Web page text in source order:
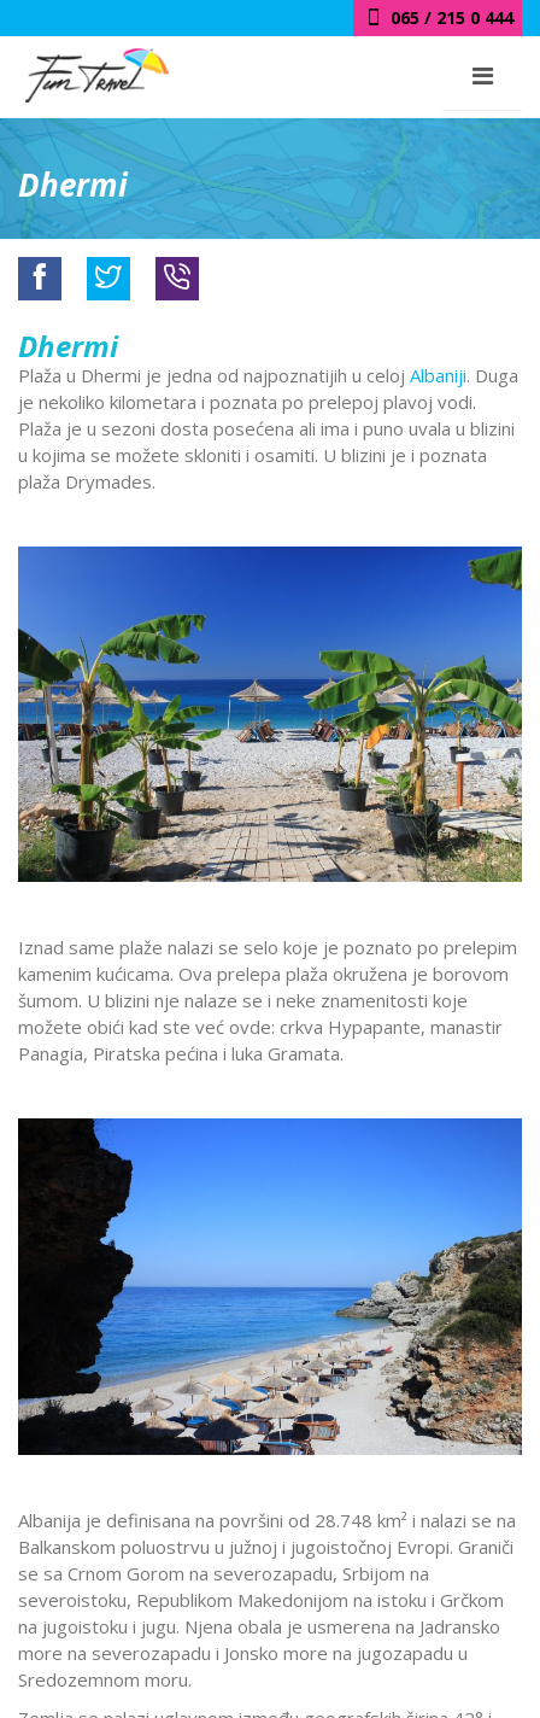
065 / 215 0 444
Dhermi
Dhermi
Plaža u Dhermi je jedna od najpoznatijih u celoj Albaniji. Duga
je nekoliko kilometara i poznata po prelepoj plavoj vodi.
Plaža je u sezoni dosta posećena ali ima i puno uvala u blizini
u kojima se možete skloniti i osamiti. U blizini je i poznata
plaža Drymades.
Iznad same plaže nalazi se selo koje je poznato po prelepim
kamenim kućicama. Ova prelepa plaža okružena je borovom
šumom. U blizini nje nalaze se i neke znamenitosti koje
možete obići kad ste već ovde: crkva Hypapante, manastir
Panagia, Piratska pećina i luka Gramata.
Albanija je definisana na površini od 28.748 km² i nalazi se na
Balkanskom poluostrvu u južnoj i jugoistočnoj Evropi. Graniči
se sa Crnom Gorom na severozapadu, Srbijom na
severoistoku, Republikom Makedonijom na istoku i Grčkom
na jugoistoku i jugu. Njena obala je usmerena na Jadransko
more na severozapadu i Jonsko more na jugozapadu u
Sredozemnom moru.